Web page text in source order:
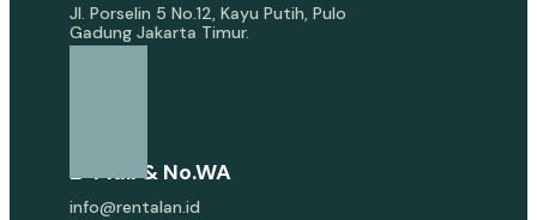
Jl. Porselin 5 No.12, Kayu Putih, Pulo
Gadung Jakarta Timur.
E-Mail & No.WA
info@rentalan.id